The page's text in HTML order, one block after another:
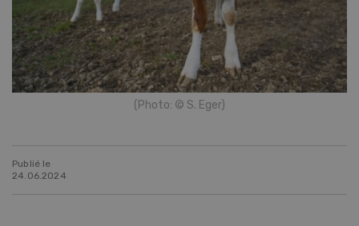
(Photo: © S. Eger)
Publié le
24.06.2024